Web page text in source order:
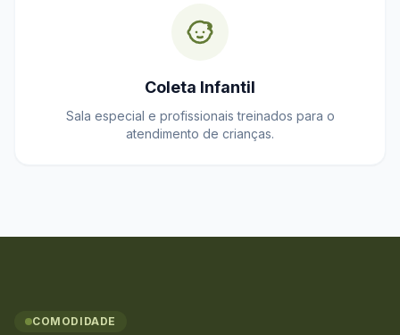
Coleta Infantil
Sala especial e profissionais treinados para o
atendimento de crianças.
COMODIDADE